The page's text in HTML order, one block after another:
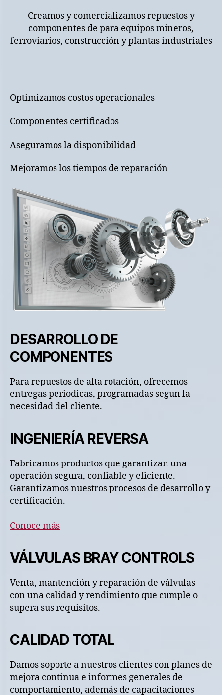
Creamos y comercializamos repuestos y
componentes de para equipos mineros,
ferroviarios, construcción y plantas industriales
Optimizamos costos operacionales
Componentes certificados
Aseguramos la disponibilidad
Mejoramos los tiempos de reparación
DESARROLLO DE
COMPONENTES
Para repuestos de alta rotación, ofrecemos
entregas periodicas, programadas segun la
necesidad del cliente.
INGENIERÍA REVERSA
Fabricamos productos que garantizan una
operación segura, confiable y eficiente.
Garantizamos nuestros procesos de desarrollo y
certificación.
Conoce más
VÁLVULAS BRAY CONTROLS
Venta, mantención y reparación de válvulas
con una calidad y rendimiento que cumple o
supera sus requisitos.
CALIDAD TOTAL
Damos soporte a nuestros clientes con planes de
mejora continua e informes generales de
comportamiento, además de capacitaciones